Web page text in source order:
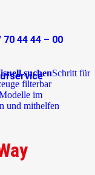
70 44 44 – 00
suchenSchritt für
filterbar
im
und mithelfen